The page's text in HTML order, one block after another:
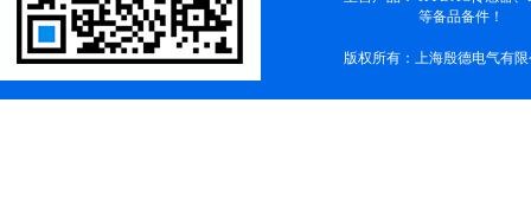
等备品备件！
版权所有：上海殷德电气有